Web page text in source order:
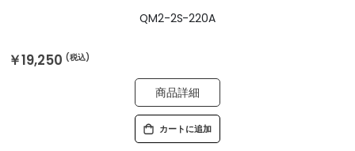
QM2-2S-220A
￥19,250
商品詳細
カートに追加